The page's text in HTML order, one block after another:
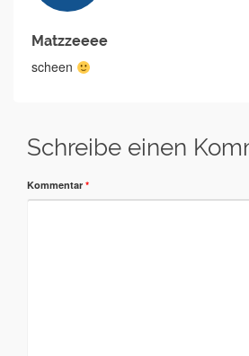
Matzzeeee
scheen
Schreibe einen
Kommentar *